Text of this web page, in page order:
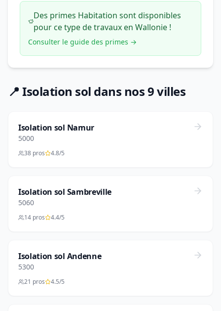
Des primes Habitation sont disponibles
pour ce type de travaux en Wallonie !
Consulter le guide des primes →
📍 Isolation sol dans nos 9 villes
Isolation sol Namur
5000
38 pros 4.8/5
Isolation sol Sambreville
5060
14 pros 4.4/5
Isolation sol Andenne
5300
21 pros 4.5/5